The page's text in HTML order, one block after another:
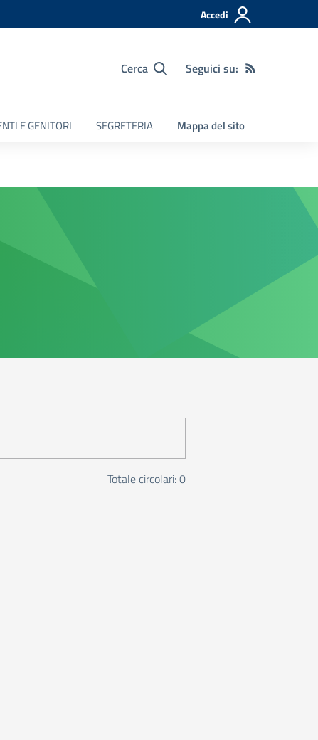
Accedi
Cerca Seguici su:
E GENITORI SEGRETERIA Mappa del sito
Totale circolari: 0